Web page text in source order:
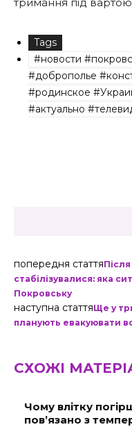
Tags
#новости
#доброполье
#родинское
#актуально
попередня стаття
стабілізувалися: яка
Покровську
наступна статтяЩе у
планують евакуювати
СХОЖІ
Чому влітку
пов’язано з